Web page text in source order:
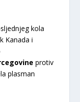
kola
Kanada i
protiv
plasman